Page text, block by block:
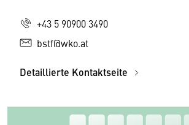
+43 5 90900 3490
bstf@wko.at
Detaillierte Kontaktseite